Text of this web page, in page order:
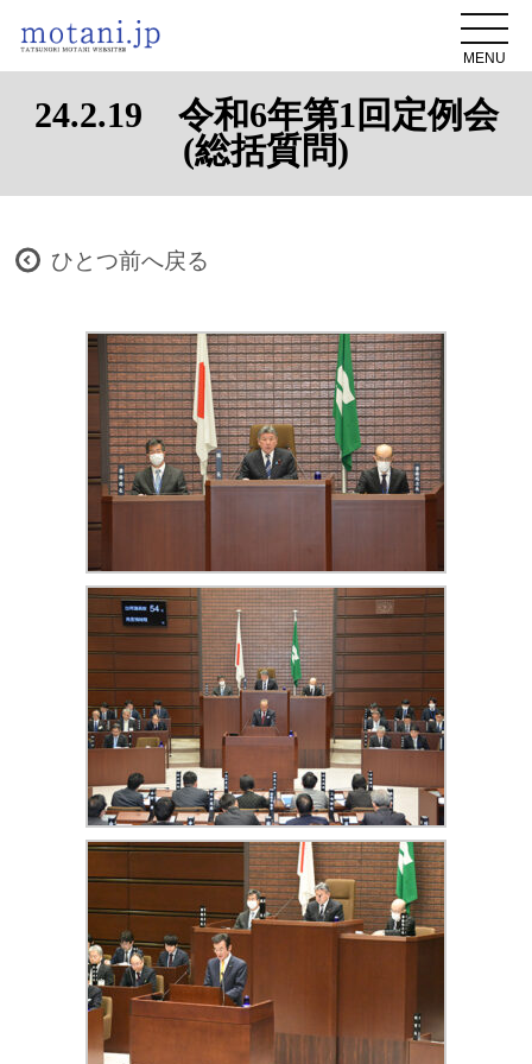
MENU
24.2.19 令和6年第1回定例会
(総括質問)
ひとつ前へ戻る